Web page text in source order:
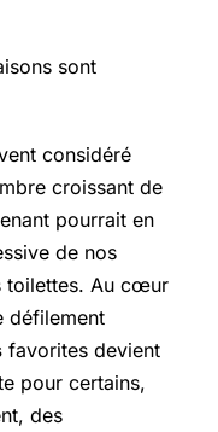
sont
considéré
croissant de
pourrait en
de nos
toilettes. Au cœur
défilement
favorites devient
pour certains,
des